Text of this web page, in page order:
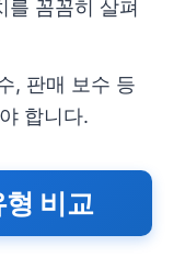
를 꼼꼼히 살펴
, 판매 보수 등
합니다.
비교